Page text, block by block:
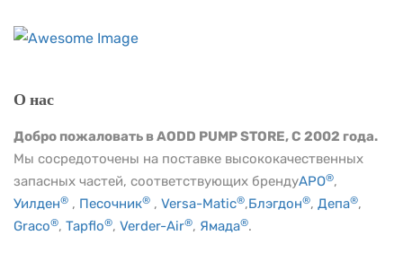
О нас
Добро пожаловать в AODD PUMP STORE, С 2002 года.
Мы сосредоточены на поставке высококачественных
запасных частей, соответствующих брендуАРО®,
Уилден® , Песочник® , Versa-Matic®,Блэгдон®, Депа®,
Graco®, Tapflo®, Verder-Air®, Ямада®.